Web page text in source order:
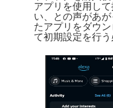
アプリを使用し
い、との声があ
たアプリをダウ
て初期設定を行う